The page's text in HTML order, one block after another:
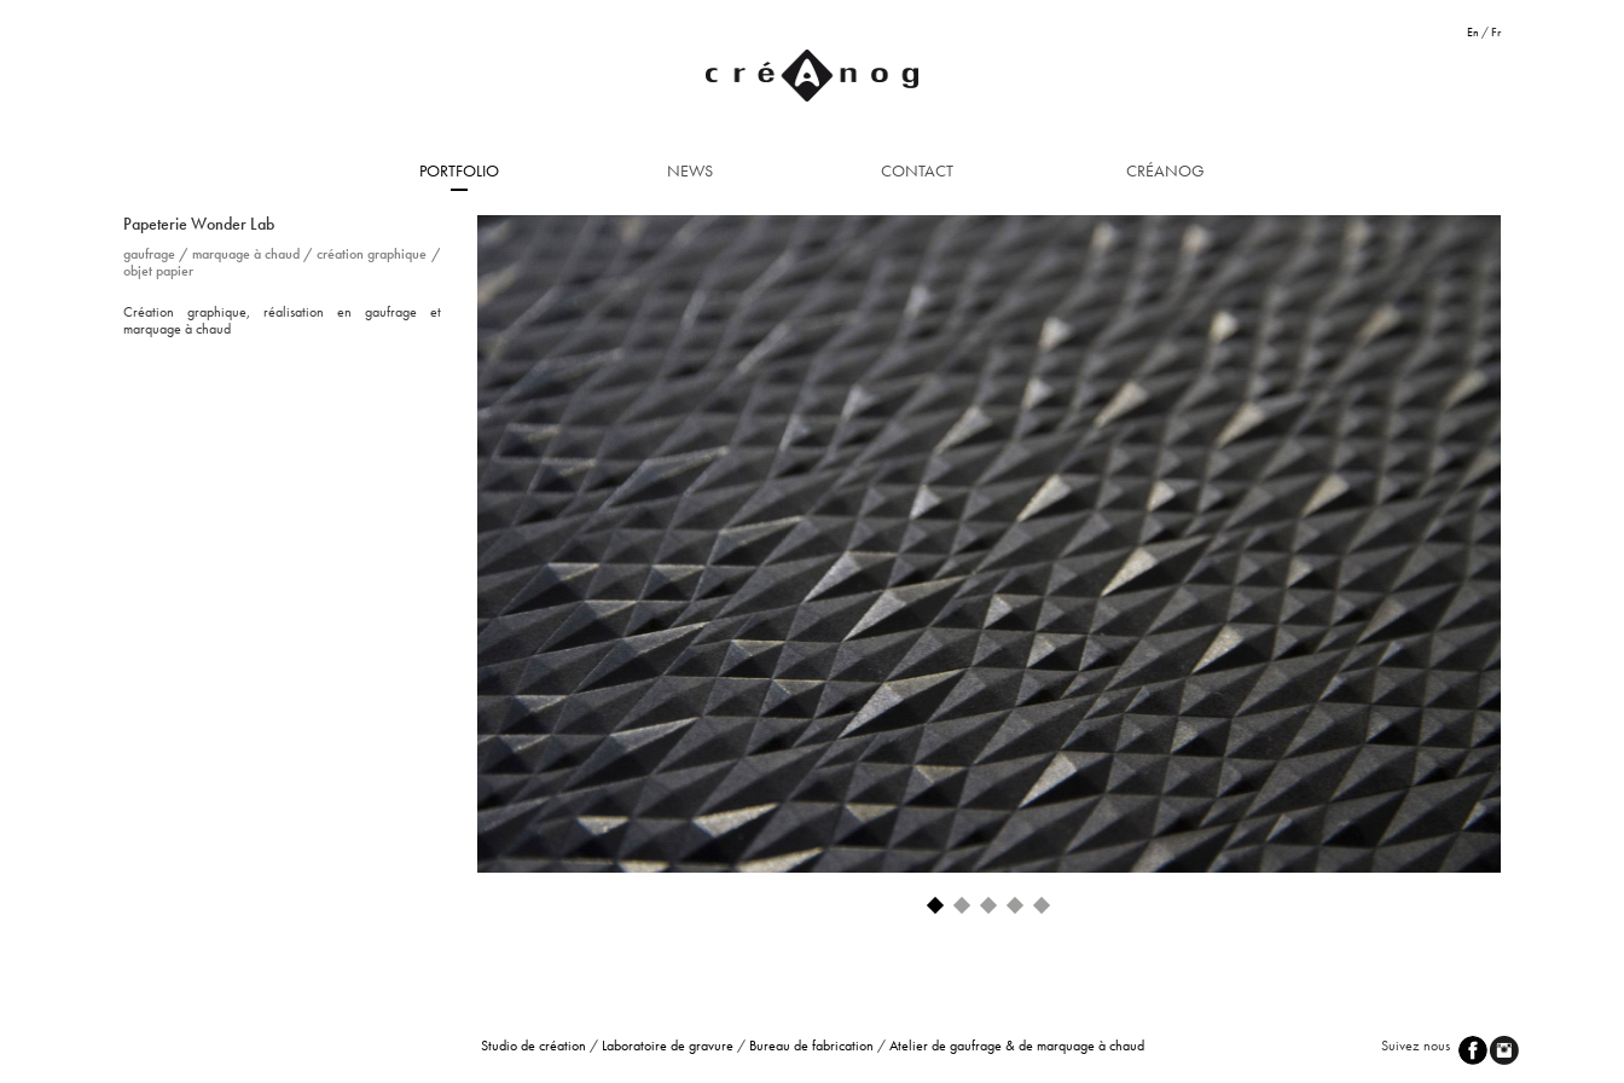
En /Fr
PORTFOLIO NEWS CONTACT CRÉANOG
Papeterie Wonder Lab
gaufrage /marquage à chaud /création graphique /
objet papier
Création graphique, réalisation en gaufrage et
marquage à chaud
Studio de création / Laboratoire de gravure / Bureau de fabrication / Atelier de gaufrage & de marquage à chaud Suivez nous